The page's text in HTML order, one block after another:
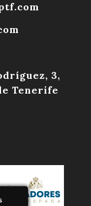
3,
Tenerife